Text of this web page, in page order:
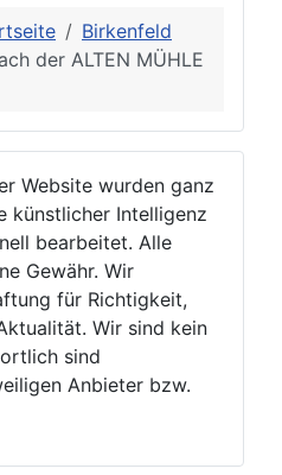
Birkenfeld
der ALTEN MÜHLE
Website wurden ganz
künstlicher Intelligenz
bearbeitet. Alle
Gewähr. Wir
für Richtigkeit,
Wir sind kein
sind
Anbieter bzw.